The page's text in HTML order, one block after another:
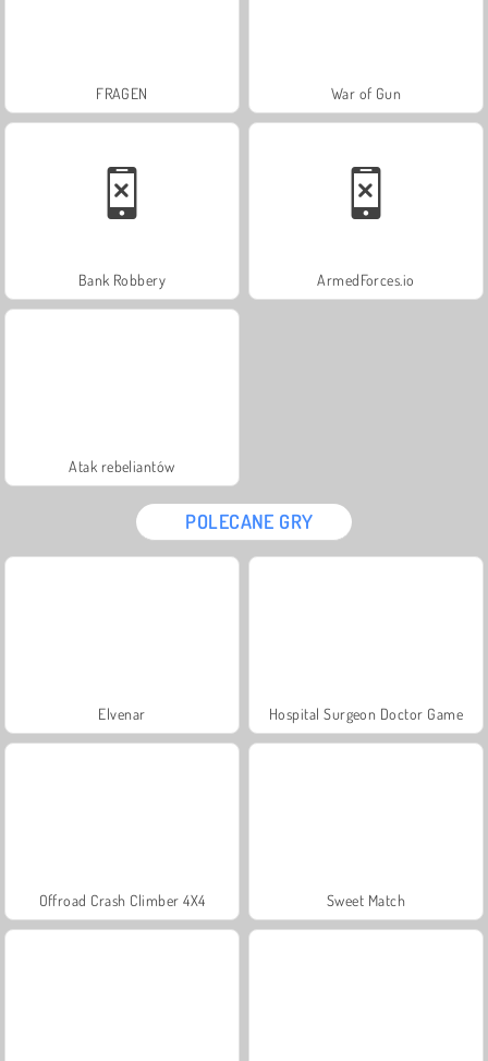
FRAGEN War of Gun
Bank Robbery ArmedForces.io
Atak rebeliantów
POLECANE GRY
Elvenar Hospital Surgeon Doctor Game
Offroad Crash Climber 4X4 Sweet Match